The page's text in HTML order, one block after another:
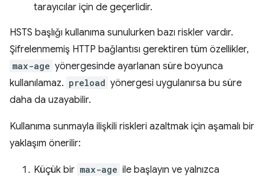
tarayıcılar için de geçerlidir.
HSTS başlığı kullanıma sunulurken bazı riskler vardır.
Şifrelenmemiş HTTP bağlantısı gerektiren tüm özellikler,
max-age yönergesinde ayarlanan süre boyunca
kullanılamaz. preload yönergesi uygulanırsa bu süre
daha da uzayabilir.
Kullanıma sunmayla ilişkili riskleri azaltmak için aşamalı bir
yaklaşım önerilir:
Küçük bir max-age ile başlayın ve yalnızca